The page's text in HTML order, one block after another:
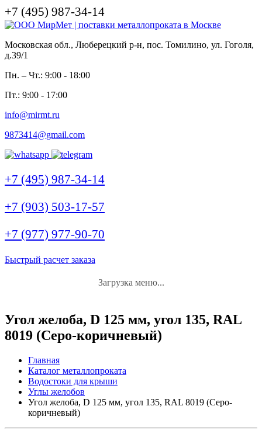
+7 (495) 987-34-14
Московская обл., Люберецкий р-н, пос. Томилино, ул. Гоголя,
д.39/1
Пн. – Чт.: 9:00 - 18:00
Пт.: 9:00 - 17:00
info@mirmt.ru
9873414@gmail.com
+7 (495) 987-34-14
+7 (903) 503-17-57
+7 (977) 977-90-70
Быстрый расчет заказа
Загрузка меню...
Угол желоба, D 125 мм, угол 135, RAL
8019 (Серо-коричневый)
Главная
Каталог металлопроката
Водостоки для крыши
Углы желобов
Угол желоба, D 125 мм, угол 135, RAL 8019 (Серо-
коричневый)